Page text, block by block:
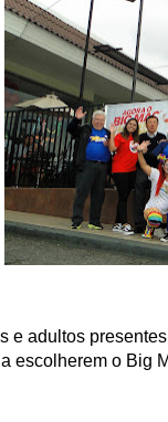
e adultos
escolherem o Big